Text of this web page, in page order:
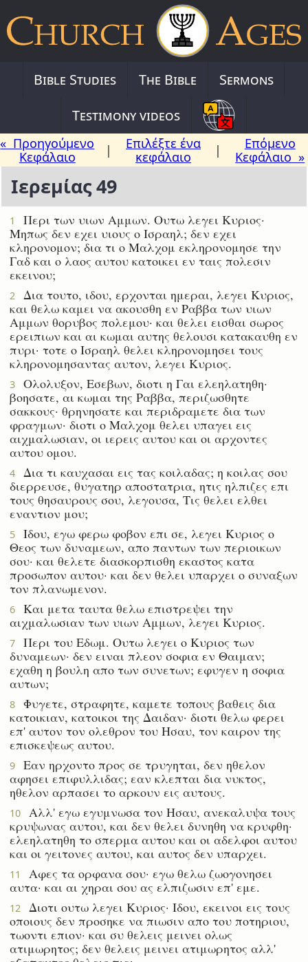
Bible Studies The Bible
Sermons
Testimony videos
« Προηγούμενο
Κεφάλαιο
|
Επιλέξτε ένα
κεφάλαιο
|
Επόμενο
Κεφάλαιο »
Ιερεμίας 49
1
Περι των υιων Αμμων. Ουτω λεγει Κυριος·
Μηπως δεν εχει υιους ο Ισραηλ; δεν εχει
κληρονομον; δια τι ο Μαλχομ εκληρονομησε την
Γαδ και ο λαος αυτου κατοικει εν ταις πολεσιν
εκεινου;
2
Δια τουτο, ιδου, ερχονται ημεραι, λεγει Κυριος,
και θελω καμει να ακουσθη εν Ραββα των υιων
Αμμων θορυβος πολεμου· και θελει εισθαι σωρος
ερειπιων και αι κωμαι αυτης θελουσι κατακαυθη εν
πυρι· τοτε ο Ισραηλ θελει κληρονομησει τους
κληρονομησαντας αυτον, λεγει Κυριος.
3
Ολολυξον, Εσεβων, διοτι η Γαι ελεηλατηθη·
βοησατε, αι κωμαι της Ραββα, περιζωσθητε
σακκους· θρηνησατε και περιδραμετε δια των
φραγμων· διοτι ο Μαλχομ θελει υπαγει εις
αιχμαλωσιαν, οι ιερεις αυτου και οι αρχοντες
αυτου ομου.
4
Δια τι καυχασαι εις τας κοιλαδας; η κοιλας σου
διερρευσε, θυγατηρ αποστατρια, ητις ηλπιζες επι
τους θησαυρους σου, λεγουσα, Τις θελει ελθει
εναντιον μου;
5
Ιδου, εγω φερω φοβον επι σε, λεγει Κυριος ο
Θεος των δυναμεων, απο παντων των περιοικων
σου· και θελετε διασκορπισθη εκαστος κατα
προσωπον αυτου· και δεν θελει υπαρχει ο συναξων
τον πλανωμενον.
6
Και μετα ταυτα θελω επιστρεψει την
αιχμαλωσιαν των υιων Αμμων, λεγει Κυριος.
7
Περι του Εδωμ. Ουτω λεγει ο Κυριος των
δυναμεων· δεν ειναι πλεον σοφια εν Θαιμαν;
εχαθη η βουλη απο των συνετων; εφυγεν η σοφια
αυτων;
8
Φυγετε, στραφητε, καμετε τοπους βαθεις δια
κατοικιαν, κατοικοι της Δαιδαν· διοτι θελω φερει
επ' αυτον τον ολεθρον του Ησαυ, τον καιρον της
επισκεψεως αυτου.
9
Εαν ηρχοντο προς σε τρυγηται, δεν ηθελον
αφησει επιφυλλιδας; εαν κλεπται δια νυκτος,
ηθελον αρπασει το αρκουν εις αυτους.
10
Αλλ' εγω εγυμνωσα τον Ησαυ, ανεκαλυψα τους
κρυψωνας αυτου, και δεν θελει δυνηθη να κρυφθη·
ελεηλατηθη το σπερμα αυτου και οι αδελφοι αυτου
και οι γειτονες αυτου, και αυτος δεν υπαρχει.
11
Αφες τα ορφανα σου· εγω θελω ζωογονησει
αυτα· και αι χηραι σου ας ελπιζωσιν επ' εμε.
12
Διοτι ουτω λεγει Κυριος· Ιδου, εκεινοι εις τους
οποιους δεν προσηκε να πιωσιν απο του ποτηριου,
τωοντι επιον· και συ θελεις μεινει ολως
ατιμωρητος; δεν θελεις μεινει ατιμωρητος αλλ'